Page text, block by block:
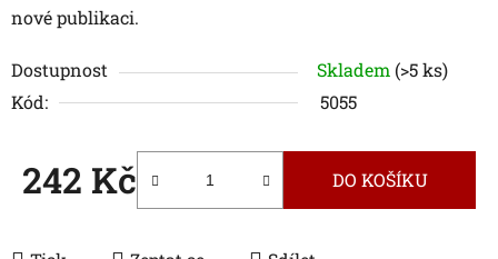
nové publikaci.
Dostupnost Skladem (>5 ks)
Kód:
5055
242 Kč DO KOŠÍKU